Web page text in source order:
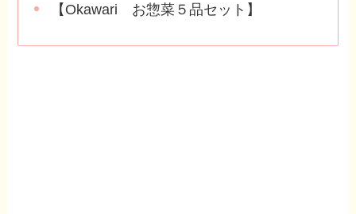
【Okawari お惣菜５品セット】